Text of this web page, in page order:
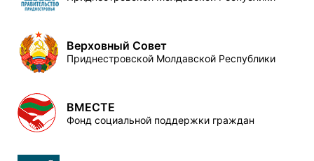
Верховный Совет
Приднестровской Молдавской Республики
ВМЕСТЕ
Фонд социальной поддержки граждан